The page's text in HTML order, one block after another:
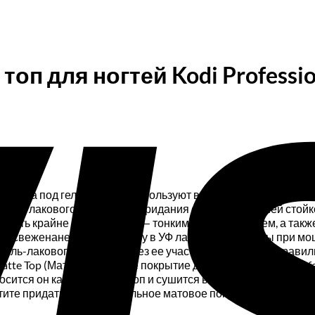
для ногтей Kodi
под гель-лаки. Ее используют в качестве базы под
лакового покрытия и придания ему еще большей
крайне внимательно — тонким и ровным слоем, а
свеженанесенную основу в УФ лампе (две минуты при
лакового покрытия. Без ее участия невозможен
Top (Матовое верхнее покрытие для гель лака)Kodi
он как и обычный топ и сушится в уф лампе – 3
придать ногтям идеальное матовое покрытие то это